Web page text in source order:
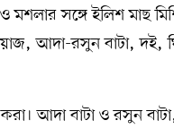
মশলার সঙ্গে ইলিশ মাছ
আদা-রসুন বাটা, দই,
আদা বাটা ও রসুন